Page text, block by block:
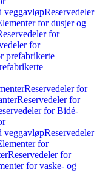
veggavløpReservedeler
for dusjer og
for
for
prefabrikerte
Reservedeler for
Reservedeler for
for Bidé-
veggavløpReservedeler
for
Reservedeler for
for vaske- og